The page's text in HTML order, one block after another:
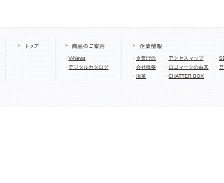
・ V-News
・ デジタルカタログ
・ 企業理念
・ 会社概要
・ 沿革
・ アクセスマップ
・ ロゴマークの由来
・ CHATTER BOX
・
・